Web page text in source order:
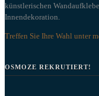
künstlerischen
Innendekoration.
Treffen Sie Ihre Wahl unter
OSMOZE REKRUTIERT!